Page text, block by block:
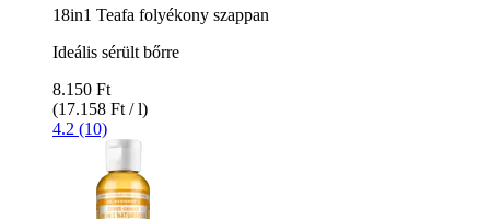
18in1 Teafa folyékony szappan
Ideális sérült bőrre
8.150 Ft
(17.158 Ft / l)
4.2 (10)